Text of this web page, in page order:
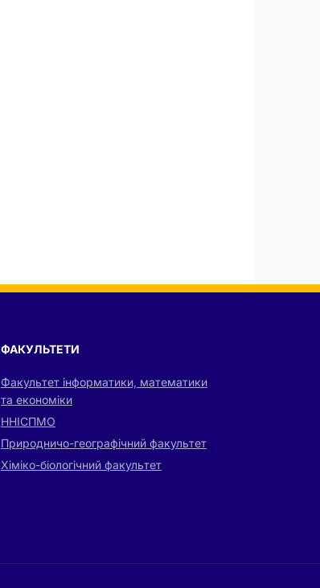
ФАКУЛЬТЕТИ
Факультет інформатики, математики
та економіки
ННІСПМО
Природничо-географічний факультет
Хіміко-біологічний факультет